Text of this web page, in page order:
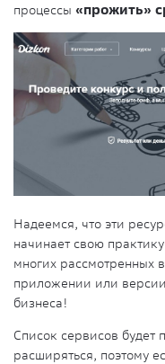
процессы «прожить»
Надеемся, что эти
начинает свою
многих рассмотренных
приложении или
бизнеса!
Список сервисов будет
расширяться, поэтому